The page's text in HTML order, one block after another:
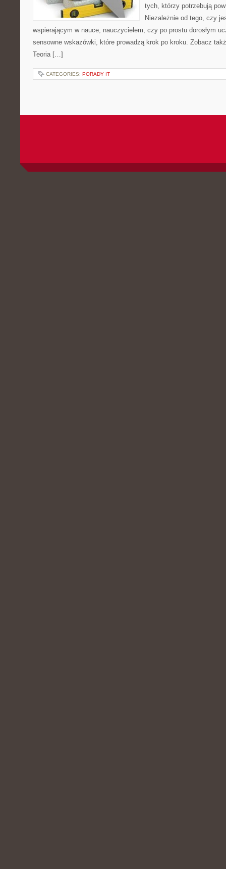
tych, którzy potrzebują
Niezależnie od tego, czy
wspierającym w nauce, nauczycielem, czy po prostu dorosłym
sensowne wskazówki, które prowadzą krok po kroku. Zobacz
Teoria […]
CATEGORIES: PORADY IT